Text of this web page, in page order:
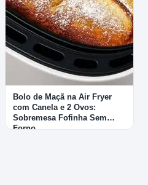
Bolo de Maçã na Air Fryer
com Canela e 2 Ovos:
Sobremesa Fofinha Sem
Forno